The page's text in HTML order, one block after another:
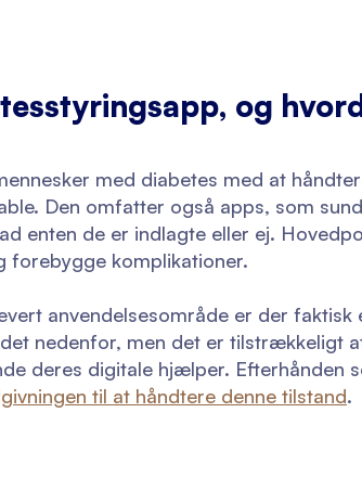
og
med diabetes med at
Den omfatter også apps, som
enten de er indlagte eller ej.
forebygge komplikationer.
anvendelsesområde er der
nedenfor, men det er tilstrækkeligt
deres digitale hjælper. Efterhånden
til at håndtere denne tilstand.